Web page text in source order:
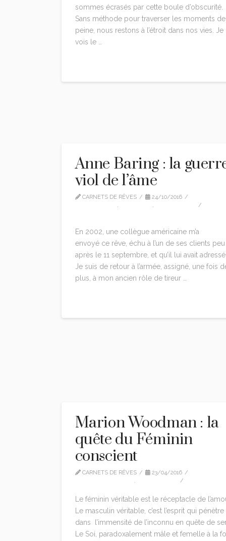
sommes écrasés par cette boule d’obscurité.
Sans méthode pour traverser les moments de
peine, nous restons à l’étroit dans nos vies. Je
vois le …
Anne Baring : la
viol de l’âme
CARNETS DE RÊVES
24/10/2016
, ,
En 2002, une collègue américaine m’a
envoyé ce rêve, échu à l’un de ses clients peu
après le 11 septembre, et qu’il lui avait
Je suis de retour à l’armée, assigné, une fois
plus, à mon ancien rôle de tireur …
Marion Woodman : la
quête du Féminin
conscient
CARNETS DE RÊVES
23/04/2016
,
Le féminin véritable est le réceptacle de
Le masculin véritable, c’est l’esprit qui pénètre
dans l’immensité de l’inconnu en quête de
Le Soi, paradoxalement mâle et femelle à la